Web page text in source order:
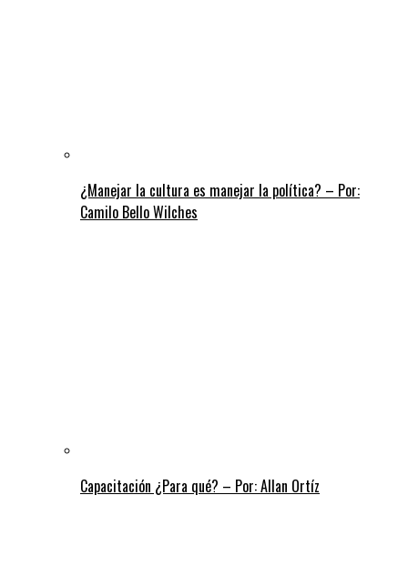
¿Manejar la cultura es manejar la política? – Por:
Camilo Bello Wilches
Capacitación ¿Para qué? – Por: Allan Ortíz